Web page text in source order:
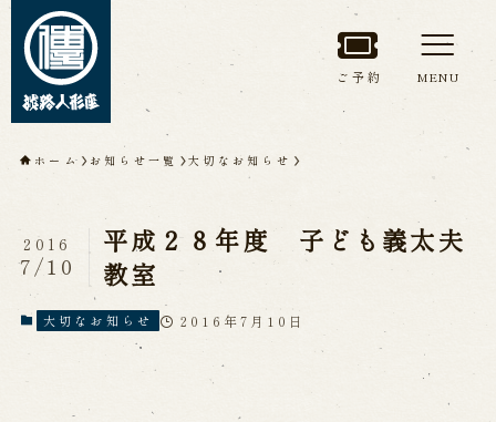
トップページ
淡路人形座について
淡路人形座とは
座員紹介
人間国宝 故鶴澤友路師匠
淡路人形座の成り立ち
淡路人形座で研修した人々
淡路人形浄瑠璃を受け継いで
ご予約 MENU
ホーム お知らせ一覧 大切なお知らせ
平成２８年度 子ども義太夫
教室
2016
7/10
大切なお知らせ 2016年7月10日